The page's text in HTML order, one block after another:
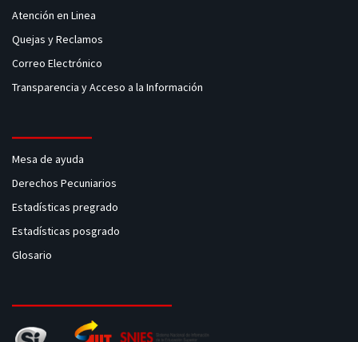
Atención en Linea
Quejas y Reclamos
Correo Electrónico
Transparencia y Acceso a la Información
Mesa de ayuda
Derechos Pecuniarios
Estadísticas pregrado
Estadísticas posgrado
Glosario